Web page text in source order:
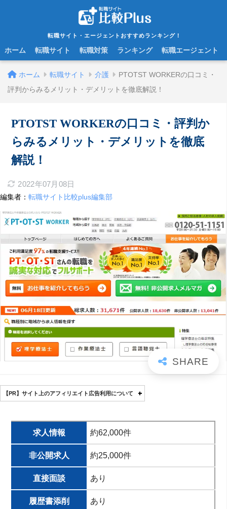
転職サイト・エージェントおすすめランキング！
ホーム 転職サイト 転職対策 ランキング 転職エージェント
ホーム 転職サイト 介護
PTOTST WORKERの口コミ・
評判からみるメリット・デメリットを徹底解説！
PTOTST WORKERの口コミ・評判か
らみるメリット・デメリットを徹底
解説！
2022年07月08日
編集者： 転職サイト比較plus編集部
【PR】サイト上のアフィリエイト広告利用について
求人情報 約62,000件
非公開求人 約25,000件
直接面談 あり
履歴書添削 あり